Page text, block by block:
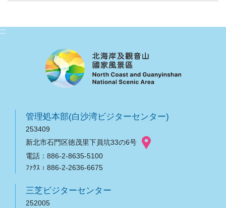
:::
管理処本部(白沙湾ビジターセンター)
253409
新北市石門区徳茂里下員坑33の6号
電話：886-2-8635-5100
ﾌｧｸｽ：886-2-2636-6675
三芝ビジターセンター
252005